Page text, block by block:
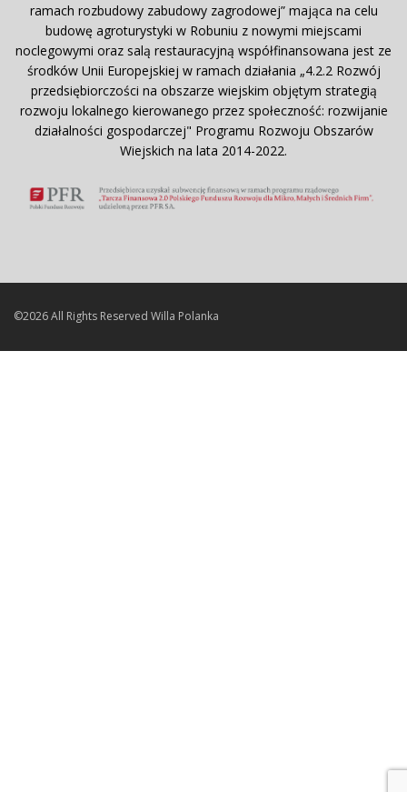
ramach rozbudowy zabudowy zagrodowej” mająca na celu
budowę agroturystyki w Robuniu z nowymi miejscami
noclegowymi oraz salą restauracyjną współfinansowana jest ze
środków Unii Europejskiej w ramach działania „4.2.2 Rozwój
przedsiębiorczości na obszarze wiejskim objętym strategią
rozwoju lokalnego kierowanego przez społeczność: rozwijanie
działalności gospodarczej" Programu Rozwoju Obszarów
Wiejskich na lata 2014-2022.
©2026 All Rights Reserved Willa Polanka